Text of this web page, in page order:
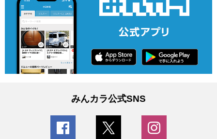
みんカラ公式SNS